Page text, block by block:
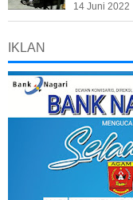
14 Juni 2022
IKLAN